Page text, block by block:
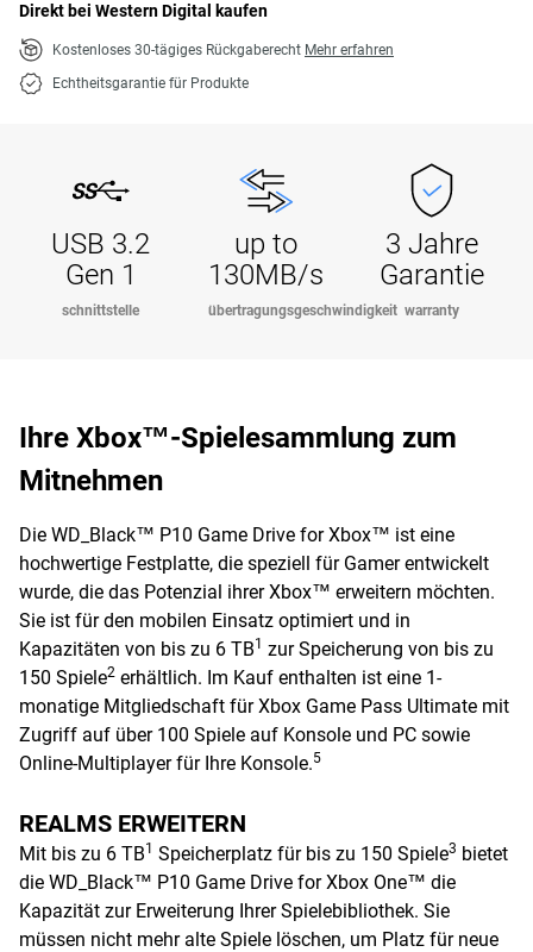
Direkt bei Western Digital kaufen
Kostenloses 30-tägiges Rückgaberecht Mehr erfahren
Echtheitsgarantie für Produkte
USB 3.2
Gen 1
schnittstelle
up to
130MB/s
übertragungsgeschwindigkeit
3 Jahre
Garantie
warranty
Ihre Xbox™-Spielesammlung zum
Mitnehmen
Die WD_Black™ P10 Game Drive for Xbox™ ist eine
hochwertige Festplatte, die speziell für Gamer entwickelt
wurde, die das Potenzial ihrer Xbox™ erweitern möchten.
Sie ist für den mobilen Einsatz optimiert und in
Kapazitäten von bis zu 6 TB1 zur Speicherung von bis zu
150 Spiele2 erhältlich. Im Kauf enthalten ist eine 1-
monatige Mitgliedschaft für Xbox Game Pass Ultimate mit
Zugriff auf über 100 Spiele auf Konsole und PC sowie
Online-Multiplayer für Ihre Konsole.5
REALMS ERWEITERN
Mit bis zu 6 TB1 Speicherplatz für bis zu 150 Spiele3 bietet
die WD_Black™ P10 Game Drive for Xbox One™ die
Kapazität zur Erweiterung Ihrer Spielebibliothek. Sie
müssen nicht mehr alte Spiele löschen, um Platz für neue